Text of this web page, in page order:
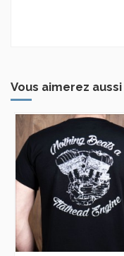
Vous aimerez aussi